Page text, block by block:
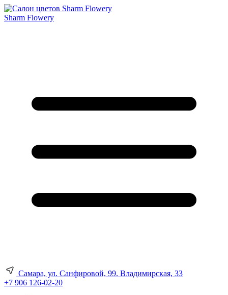
Sharm Flowery
Самара, ул. Санфировой, 99. Владимирская, 33
+7 906 126-02-20